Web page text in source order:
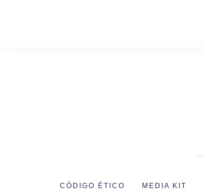
CÓDIGO ÉTICO MEDIA KIT